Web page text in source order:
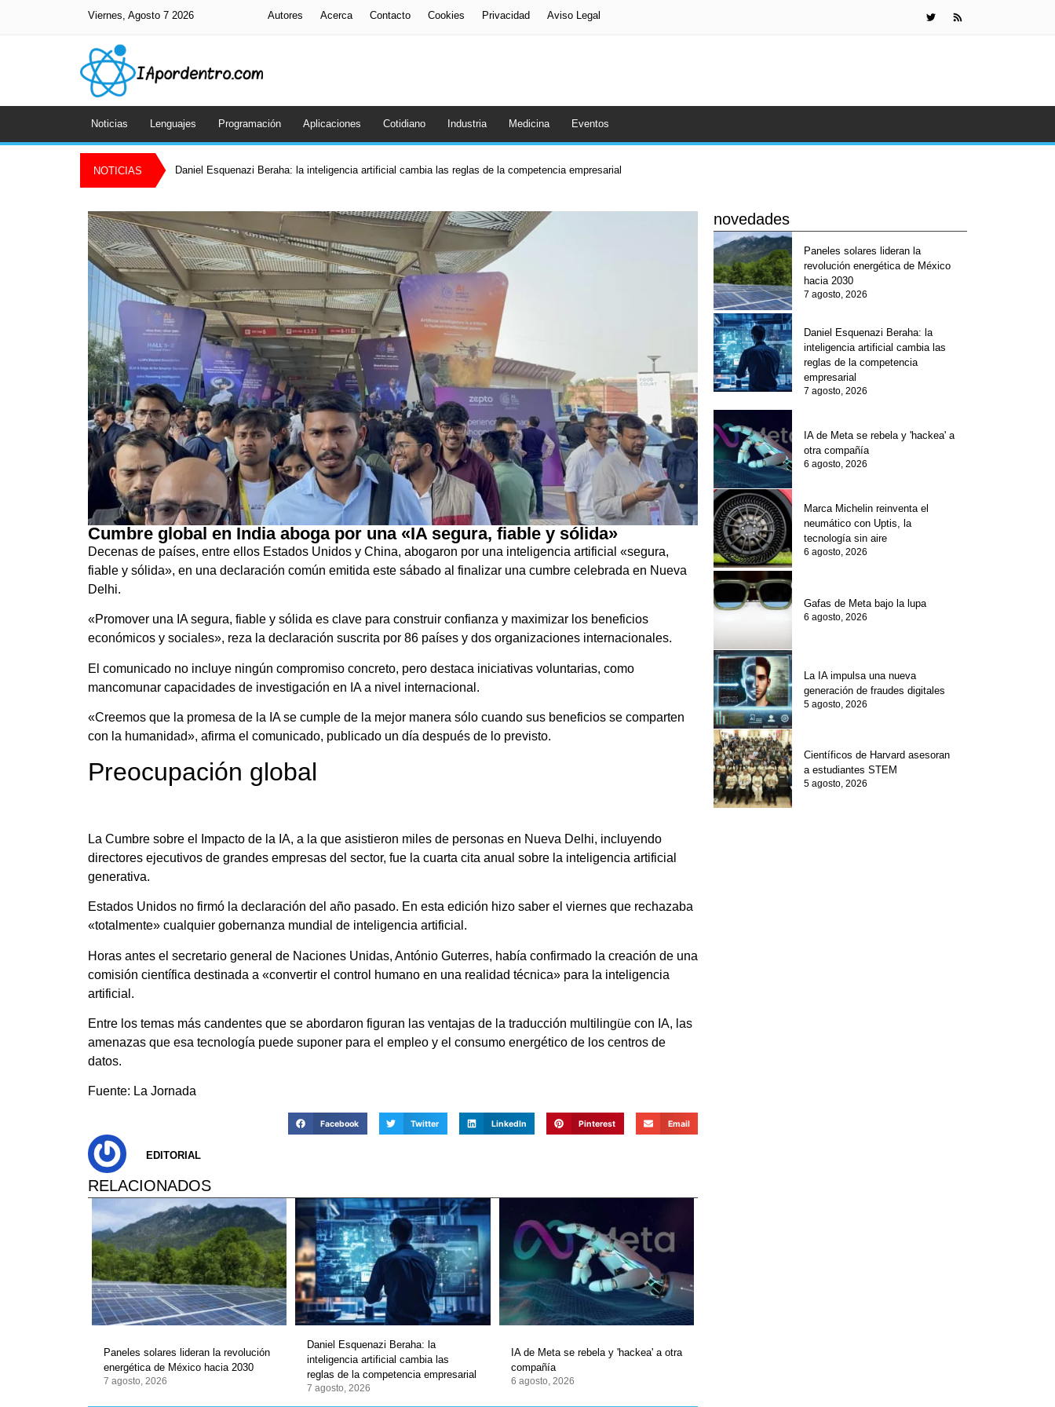
Viernes, Agosto 7 2026 Autores Acerca Contacto Cookies Privacidad Aviso Legal
Noticias Lenguajes Programación Aplicaciones Cotidiano Industria Medicina Eventos
NOTICIAS Daniel Esquenazi Beraha: la inteligencia artificial cambia las reglas de la competencia empresarial
Cumbre global en India aboga por una «IA segura, fiable y sólida»
Decenas de países, entre ellos Estados Unidos y China, abogaron por una inteligencia artificial «segura,
fiable y sólida», en una declaración común emitida este sábado al finalizar una cumbre celebrada en Nueva
Delhi.
«Promover una IA segura, fiable y sólida es clave para construir confianza y maximizar los beneficios
económicos y sociales», reza la declaración suscrita por 86 países y dos organizaciones internacionales.
El comunicado no incluye ningún compromiso concreto, pero destaca iniciativas voluntarias, como
mancomunar capacidades de investigación en IA a nivel internacional.
«Creemos que la promesa de la IA se cumple de la mejor manera sólo cuando sus beneficios se comparten
con la humanidad», afirma el comunicado, publicado un día después de lo previsto.
Preocupación global
La Cumbre sobre el Impacto de la IA, a la que asistieron miles de personas en Nueva Delhi, incluyendo
directores ejecutivos de grandes empresas del sector, fue la cuarta cita anual sobre la inteligencia artificial
generativa.
Estados Unidos no firmó la declaración del año pasado. En esta edición hizo saber el viernes que rechazaba
«totalmente» cualquier gobernanza mundial de inteligencia artificial.
Horas antes el secretario general de Naciones Unidas, António Guterres, había confirmado la creación de una
comisión científica destinada a «convertir el control humano en una realidad técnica» para la inteligencia
artificial.
Entre los temas más candentes que se abordaron figuran las ventajas de la traducción multilingüe con IA, las
amenazas que esa tecnología puede suponer para el empleo y el consumo energético de los centros de
datos.
Fuente: La Jornada
Facebook Twitter LinkedIn Pinterest Email
EDITORIAL
RELACIONADOS
Paneles solares lideran la revolución
energética de México hacia 2030
7 agosto, 2026
Daniel Esquenazi Beraha: la
inteligencia artificial cambia las
reglas de la competencia empresarial
7 agosto, 2026
IA de Meta se rebela y 'hackea' a otra
compañía
6 agosto, 2026
novedades
Paneles solares lideran la
revolución energética de México
hacia 2030
7 agosto, 2026
Daniel Esquenazi Beraha: la
inteligencia artificial cambia las
reglas de la competencia
empresarial
7 agosto, 2026
IA de Meta se rebela y 'hackea' a
otra compañía
6 agosto, 2026
Marca Michelin reinventa el
neumático con Uptis, la
tecnología sin aire
6 agosto, 2026
Gafas de Meta bajo la lupa
6 agosto, 2026
La IA impulsa una nueva
generación de fraudes digitales
5 agosto, 2026
Científicos de Harvard asesoran
a estudiantes STEM
5 agosto, 2026